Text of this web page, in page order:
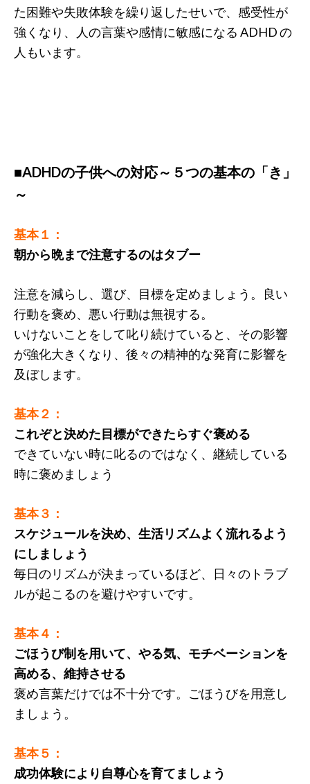
た困難や失敗体験を繰り返したせいで、感受性が
強くなり、人の言葉や感情に敏感になる ADHD の
人もいます。
■ADHDの子供への対応～５つの基本の「き」
～
基本１：
朝から晩まで注意するのはタブー
注意を減らし、選び、目標を定めましょう。良い
行動を褒め、悪い行動は無視する。
いけないことをして叱り続けていると、その影響
が強化大きくなり、後々の精神的な発育に影響を
及ぼします。
基本２：
これぞと決めた目標ができたらすぐ褒める
できていない時に叱るのではなく、継続している
時に褒めましょう
基本３：
スケジュールを決め、生活リズムよく流れるよう
にしましょう
毎日のリズムが決まっているほど、日々のトラブ
ルが起こるのを避けやすいです。
基本４：
ごほうび制を用いて、やる気、モチベーションを
高める、維持させる
褒め言葉だけでは不十分です。ごほうびを用意し
ましょう。
基本５：
成功体験により自尊心を育てましょう